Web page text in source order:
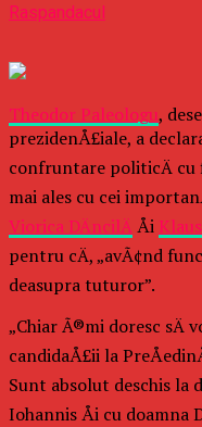
Raspandacul
Theodor Paleologu,
prezidenÅ£iale, a
confruntare politicÄ cu
mai ales cu cei
Viorica DÄncilÄÅi
pentru cÄ, „avÃ¢nd
deasupra tuturor”.
„Chiar Ã®mi doresc sÄ
candidaÅ£ii la
Sunt absolut deschis la
Iohannis Åi cu doamna